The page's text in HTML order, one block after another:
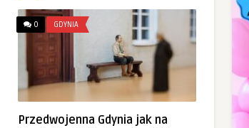
0 GDYNIA
Przedwojenna Gdynia jak na